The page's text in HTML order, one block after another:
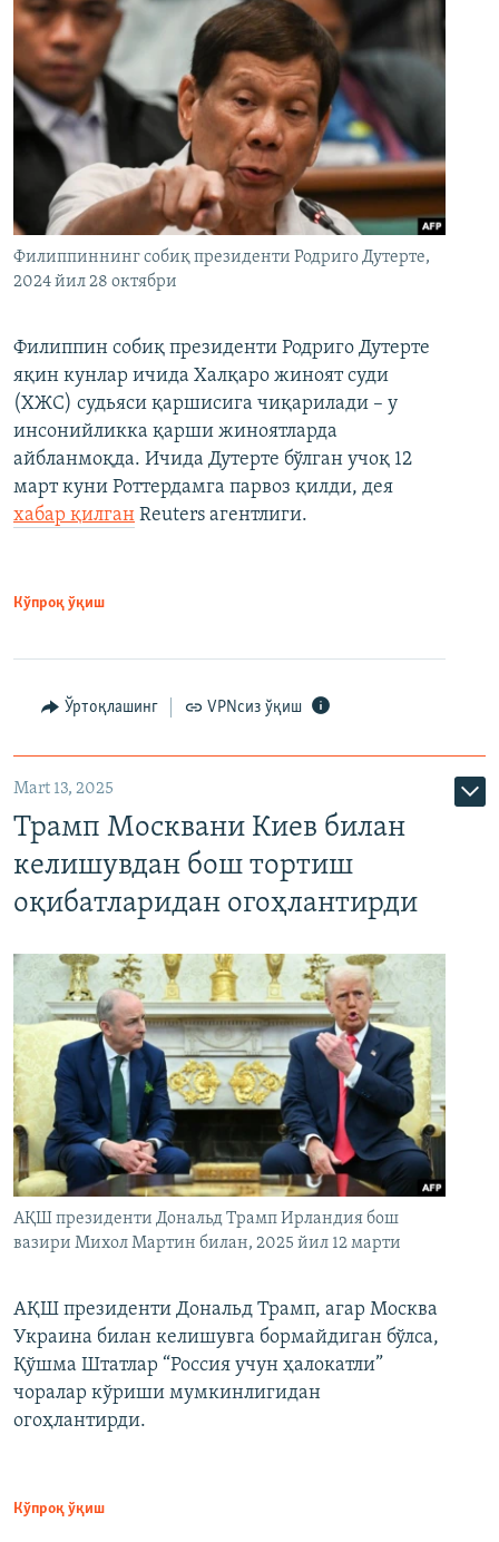
Филиппиннинг собиқ президенти Родриго Дутерте,
2024 йил 28 октябри
Филиппин собиқ президенти Родриго Дутерте
яқин кунлар ичида Халқаро жиноят суди
(ХЖС) судьяси қаршисига чиқарилади – у
инсонийликка қарши жиноятларда
айбланмоқда. Ичида Дутерте бўлган учоқ 12
март куни Роттердамга парвоз қилди, дея
хабар қилган Reuters агентлиги.
Кўпроқ ўқиш
Ўртоқлашинг VPNсиз ўқиш
Mart 13, 2025
Трамп Москвани Киев билан
келишувдан бош тортиш
оқибатларидан огоҳлантирди
АҚШ президенти Дональд Трамп Ирландия бош
вазири Михол Мартин билан, 2025 йил 12 марти
АҚШ президенти Дональд Трамп, агар Москва
Украина билан келишувга бормайдиган бўлса,
Қўшма Штатлар “Россия учун ҳалокатли”
чоралар кўриши мумкинлигидан
огоҳлантирди.
Кўпроқ ўқиш